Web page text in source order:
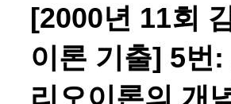
[2000년 11회
이론 기출] 5번
리오이론의 개